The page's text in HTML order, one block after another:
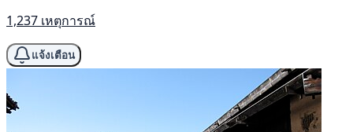
1,237 เหตุการณ์
แจ้งเตือน